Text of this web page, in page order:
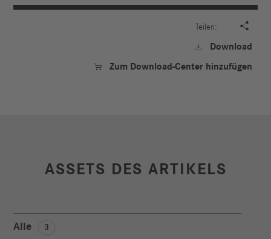
Teilen: 
 Download
 Zum Download-Center hinzufügen
ASSETS DES ARTIKELS
Alle 3